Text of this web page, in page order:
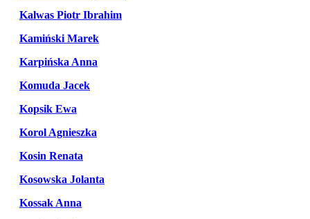
Kalwas Piotr Ibrahim
Kamiński Marek
Karpińska Anna
Komuda Jacek
Kopsik Ewa
Korol Agnieszka
Kosin Renata
Kosowska Jolanta
Kossak Anna